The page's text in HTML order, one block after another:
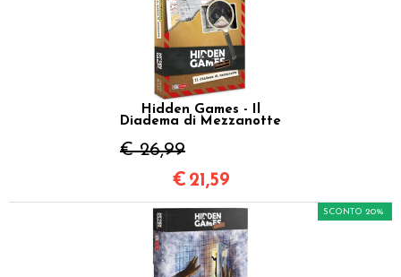
Hidden Games - Il
Diadema di Mezzanotte
€ 26,99
€ 21,59
SCONTO 20%